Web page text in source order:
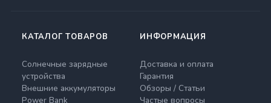
КАТАЛОГ ТОВАРОВ
Солнечные зарядные
устройства
Внешние аккумуляторы
Power Bank
ИНФОРМАЦИЯ
Доставка и оплата
Гарантия
Обзоры / Статьи
Частые вопросы